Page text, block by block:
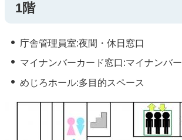
1階
庁舎管理員室:夜間・休日窓口
マイナンバーカード窓口:マイナンバー
めじろホール:多目的スペース